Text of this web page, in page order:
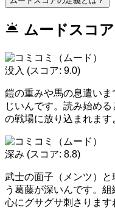
wb_twilight ムードスコ
没入 (スコア: 9.0)
鎧の重みや馬の息遣い
じいんです。読み始め
の戦場に放り込まれます
深み (スコア: 8.8)
武士の面子（メンツ）
う葛藤が深いんです。
心にグサグサ刺さります